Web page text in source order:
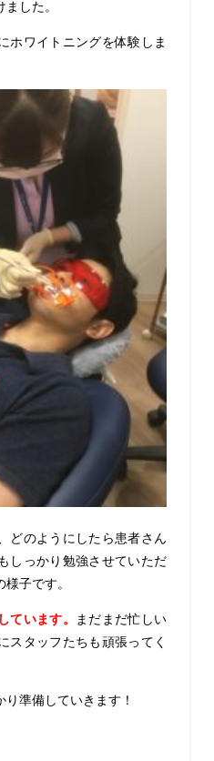
した。
ホワイトニングを体験しま
どのようにしたら患者さん
しっかり勉強させていただ
子です。
ています。
まだまだ忙しい
スタッフたちも頑張ってく
準備していきます！